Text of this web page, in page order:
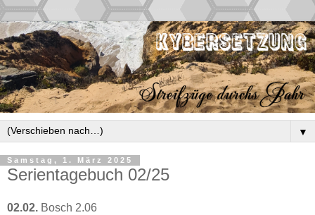
▼
Samstag, 1. März 2025
Serientagebuch 02/25
02.02. Bosch 2.06